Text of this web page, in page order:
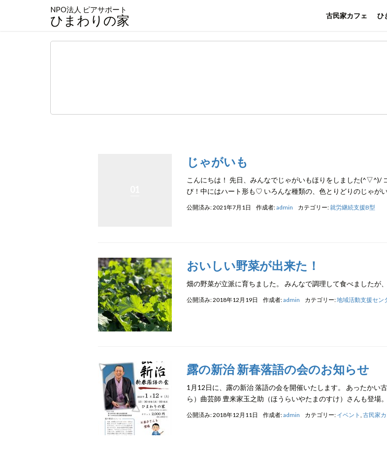
NPO法人 ピアサポート
ひまわりの家 古民家カフェ ひ
じゃがいも
こんにちは！ 先日、みんなでじゃがいもほりをしました(^▽^)/
び！中にはハート形も♡ いろんな種類の、色とりどりのじゃが
公開済み: 2021年7月1日 作成者:admin カテゴリー:就労継続支援B型
おいしい野菜が出来た！
畑の野菜が立派に育ちました。 みんなで調理して食べましたが
公開済み: 2018年12月19日 作成者:admin カテゴリー:地域活動支援セン
露の新治 新春落語の会のお知らせ
1月12日に、露の新治 落語の会を開催いたします。 あったかい
ら）曲芸師 豊来家玉之助（ほうらいやたまのすけ）さんも登場
公開済み: 2018年12月11日 作成者:admin カテゴリー: イベント ,古民家